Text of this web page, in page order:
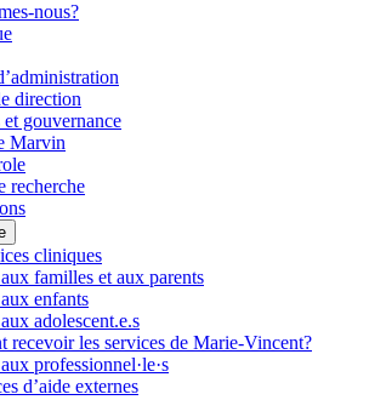
nous?
direction
et gouvernance
Marvin
recherche
cliniques
familles et aux parents
enfants
adolescent.e.s
recevoir les services de Marie-Vincent?
professionnel·le·s
d’aide externes